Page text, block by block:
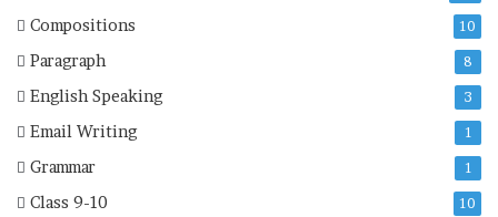
Compositions 10
Paragraph 8
English Speaking 3
Email Writing 1
Grammar 1
Class 9-10 10